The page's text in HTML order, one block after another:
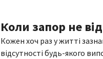
Коли запор не
Кожен хоч раз у житті
відсутності будь-якого